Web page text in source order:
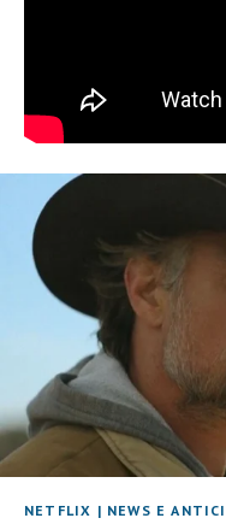
NETFLIX | NEWS E